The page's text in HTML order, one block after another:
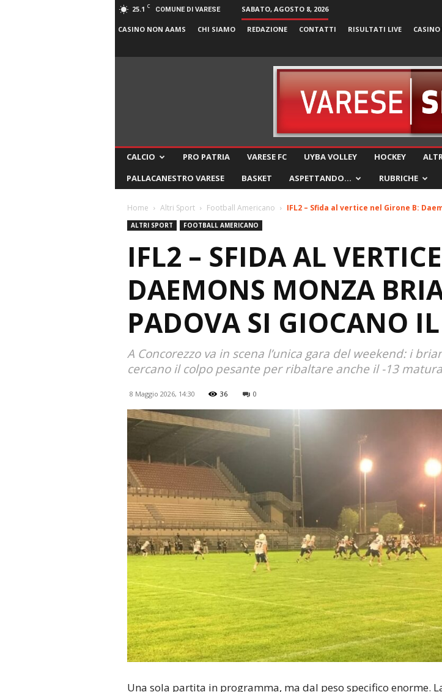
25.1 C COMUNE DI VARESE SABATO, AGOSTO 8, 2026
CASINO NON AAMS CHI SIAMO REDAZIONE CONTATTI RISULTATI LIVE
CALCIO PRO PATRIA VARESE FC UYBA VOLLEY HOCKEY
PALLACANESTRO VARESE
BASKET ASPETTANDO… RUBRICHE
Home Altri Sport Football Americano IFL2 – Sfida al vertice nel Girone B:
ALTRI SPORT FOOTBALL AMERICANO
IFL2 – SFIDA AL
DAEMONS MONZA
PADOVA SI GIOCANO
A Concorezzo va in scena l’unica gara del weekend: i
cercano il colpo pesante per ribaltare anche il -13
8 Maggio 2026, 14:30 36 0
Una sola partita in programma, ma dal peso specifico enorme.